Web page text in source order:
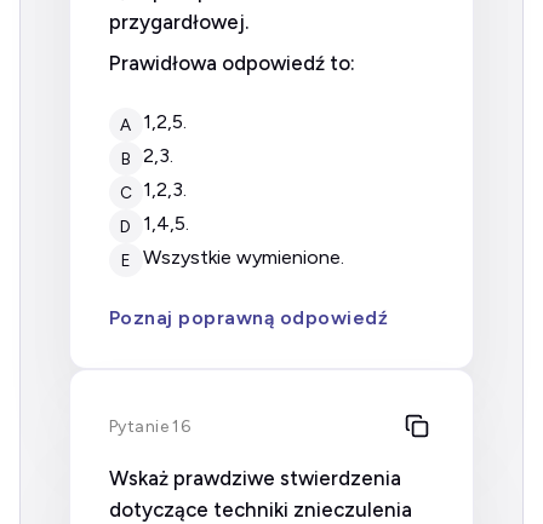
przygardłowej.
Prawidłowa odpowiedź to:
A 1,2,5.
B 2,3.
C 1,2,3.
D 1,4,5.
E wszystkie wymienione.
Poznaj poprawną odpowiedź
Pytanie 16
Wskaż prawdziwe stwierdzenia
dotyczące techniki znieczulenia